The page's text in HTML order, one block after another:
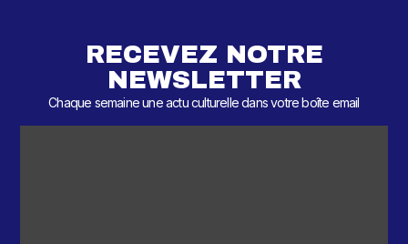
RECEVEZ NOTRE
NEWSLETTER
Chaque semaine une actu culturelle dans votre boîte email